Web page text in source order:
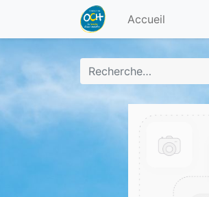
Accueil